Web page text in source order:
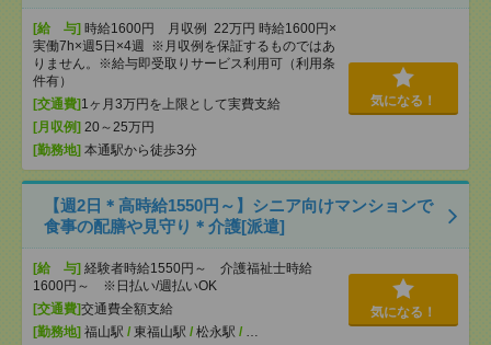
[給 与] 時給1600円 月収例 22万円 時給1600円×
実働7h×週5日×4週 ※月収例を保証するものではあ
りません。※給与即受取りサービス利用可（利用条
件有）
[交通費]1ヶ月3万円を上限として実費支給
[月収例] 20～25万円
[勤務地] 本通駅から徒歩3分
気になる！
【週2日＊高時給1550円～】シニア向けマンションで
食事の配膳や見守り＊介護[派遣]
[給 与] 経験者時給1550円～ 介護福祉士時給
1600円～ ※日払い/週払いOK
[交通費]交通費全額支給
[勤務地] 福山駅 / 東福山駅 / 松永駅 /
気になる！